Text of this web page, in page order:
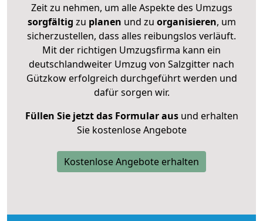
Zeit zu nehmen, um alle Aspekte des Umzugs
sorgfältig zu planen und zu organisieren, um
sicherzustellen, dass alles reibungslos verläuft.
Mit der richtigen Umzugsfirma kann ein
deutschlandweiter Umzug von Salzgitter nach
Gützkow erfolgreich durchgeführt werden und
dafür sorgen wir.
Füllen Sie jetzt das Formular ausund erhalten
Sie kostenlose Angebote
Kostenlose Angebote erhalten